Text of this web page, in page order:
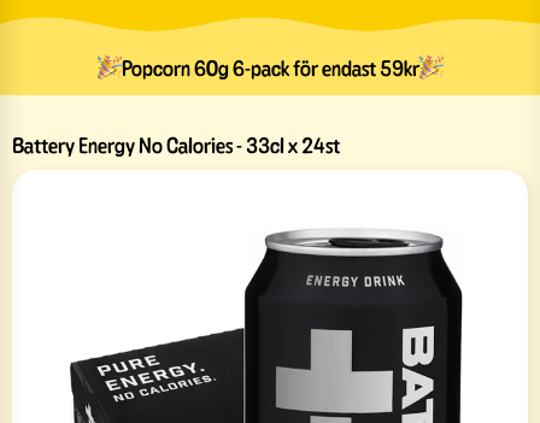
Popcorn 60g 6-pack för endast 59kr
Battery Energy No Calories - 33cl x 24st